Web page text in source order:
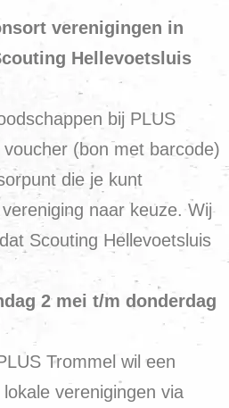
verenigingen in
Hellevoetsluis
bij PLUS
(bon met barcode)
die je kunt
naar keuze. Wij
Scouting Hellevoetsluis
2 mei t/m donderdag
Trommel wil een
verenigingen via